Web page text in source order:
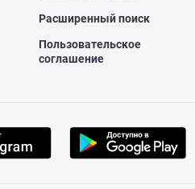
Расширенный поиск
Пользовательское
соглашение